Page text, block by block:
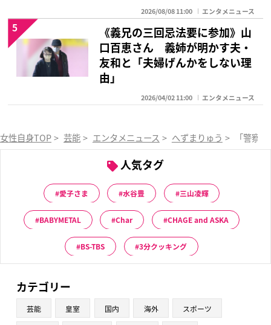
2026/08/08 11:00 エンタメニュース
《義兄の三回忌法要に参加》山
口百恵さん 義姉が明かす夫・
友和と「夫婦げんかをしない理
由」
2026/04/02 11:00 エンタメニュース
5
女性自身TOP > 芸能 > エンタメニュース > へずまりゅう > 「警察
人気タグ
愛子さま 水谷豊 三山凌輝
BABYMETAL Char CHAGE and ASKA
BS-TBS 3分クッキング
カテゴリー
芸能 皇室 国内 海外 スポーツ